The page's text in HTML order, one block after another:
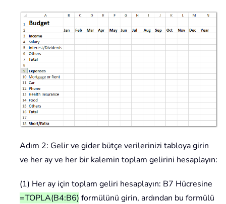
Adım 2: Gelir ve gider bütçe verilerinizi tabloya girin
ve her ay ve her bir kalemin toplam gelirini hesaplayın:
(1) Her ay için toplam geliri hesaplayın: B7 Hücresine
=TOPLA(B4:B6) formülünü girin, ardından bu formülü